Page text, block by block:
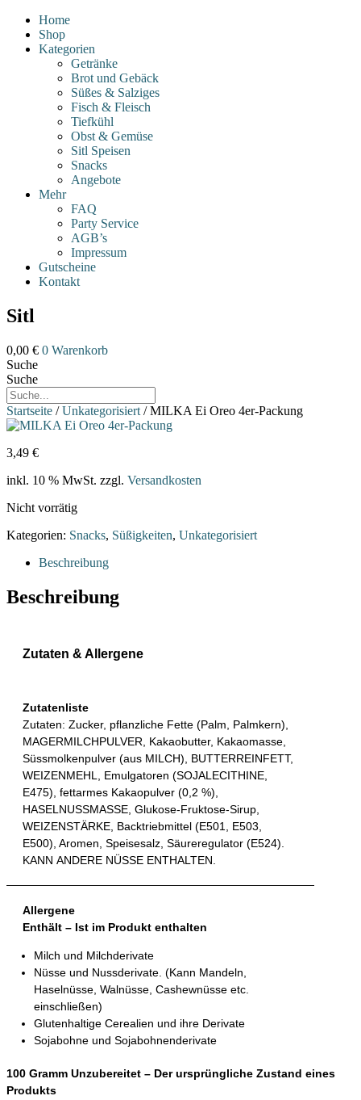
Home
Shop
Kategorien
Getränke
Brot und Gebäck
Süßes & Salziges
Fisch & Fleisch
Tiefkühl
Obst & Gemüse
Sitl Speisen
Snacks
Angebote
Mehr
FAQ
Party Service
AGB’s
Impressum
Gutscheine
Kontakt
Sitl
0,00 € 0 Warenkorb
Suche
Suche
Startseite /Unkategorisiert / MILKA Ei Oreo 4er-Packung
3,49 €
inkl. 10 % MwSt. zzgl. Versandkosten
Nicht vorrätig
Kategorien: Snacks, Süßigkeiten, Unkategorisiert
Beschreibung
Beschreibung
Zutaten & Allergene
Zutatenliste
Zutaten: Zucker, pflanzliche Fette (Palm, Palmkern),
MAGERMILCHPULVER, Kakaobutter, Kakaomasse,
Süssmolkenpulver (aus MILCH), BUTTERREINFETT,
WEIZENMEHL, Emulgatoren (SOJALECITHINE,
E475), fettarmes Kakaopulver (0,2 %),
HASELNUSSMASSE, Glukose-Fruktose-Sirup,
WEIZENSTÄRKE, Backtriebmittel (E501, E503,
E500), Aromen, Speisesalz, Säureregulator (E524).
KANN ANDERE NÜSSE ENTHALTEN.
Allergene
Enthält – Ist im Produkt enthalten
Milch und Milchderivate
Nüsse und Nussderivate. (Kann Mandeln,
Haselnüsse, Walnüsse, Cashewnüsse etc.
einschließen)
Glutenhaltige Cerealien und ihre Derivate
Sojabohne und Sojabohnenderivate
100 Gramm Unzubereitet – Der ursprüngliche Zustand eines
Produkts